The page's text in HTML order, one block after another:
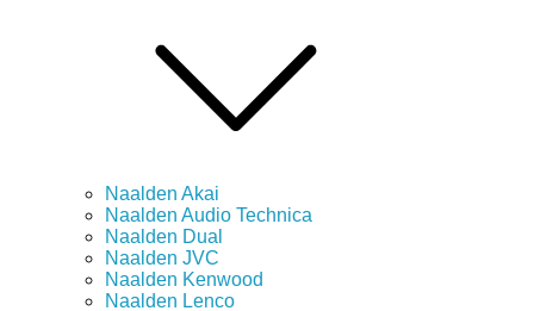
Naalden Akai
Naalden Audio Technica
Naalden Dual
Naalden JVC
Naalden Kenwood
Naalden Lenco